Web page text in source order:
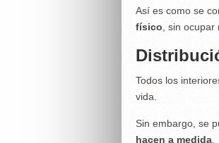
Así es como se
físico , sin
Todos los
vida.
Sin embargo, se
hacen a medida